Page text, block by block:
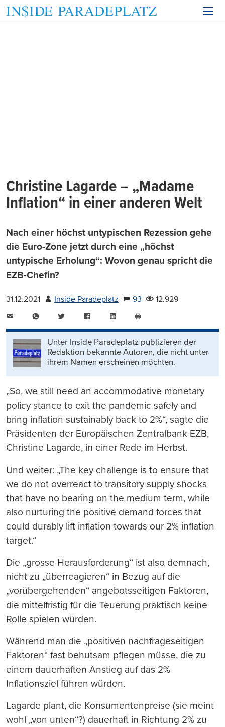
Christine Lagarde – „Madame
Inflation“ in einer anderen Welt
Nach einer höchst untypischen Rezession gehe
die Euro-Zone jetzt durch eine „höchst
untypische Erholung“: Wovon genau spricht die
EZB-Chefin?
31.12.2021 Inside Paradeplatz 93
12.929
WhatsAppTwitter FacebookLinkedIn
drucken
Unter Inside Paradeplatz publizieren der
Redaktion bekannte Autoren, die nicht unter
ihrem Namen erscheinen möchten.
„So, we still need an accommodative monetary
policy stance to exit the pandemic safely and
bring inflation sustainably back to 2%“, sagte die
Präsidenten der Europäischen Zentralbank EZB,
Christine Lagarde, in einer Rede im Herbst.
Und weiter: „The key challenge is to ensure that
we do not overreact to transitory supply shocks
that have no bearing on the medium term, while
also nurturing the positive demand forces that
could durably lift inflation towards our 2% inflation
target.“
Die „grosse Herausforderung“ ist also demnach,
nicht zu „überreagieren“ in Bezug auf die
„vorübergehenden“ angebotsseitigen Faktoren,
die mittelfristig für die Teuerung praktisch keine
Rolle spielen würden.
Während man die „positiven nachfrageseitigen
Faktoren“ fast behutsam pflegen müsse, die zu
einem dauerhaften Anstieg auf das 2%
Inflationsziel führen würden.
Lagarde plant, die Konsumentenpreise (sie meint
wohl „von unten“?) dauerhaft in Richtung 2% zu